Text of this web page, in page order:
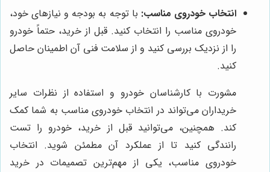
انتخاب خودروی مناسب: با توجه به بودجه و نیازهای خود،
خودروی مناسب را انتخاب کنید. قبل از خرید، حتماً خودرو
را از نزدیک بررسی کنید و از سلامت فنی آن اطمینان حاصل
کنید.
مشورت با کارشناسان خودرو و استفاده از نظرات سایر
خریداران می‌تواند در انتخاب خودروی مناسب به شما کمک
کند. همچنین، می‌توانید قبل از خرید، خودرو را تست
رانندگی کنید تا از عملکرد آن مطمئن شوید. انتخاب
خودروی مناسب، یکی از مهم‌ترین تصمیمات در خرید